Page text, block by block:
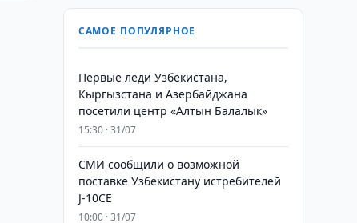
САМОЕ ПОПУЛЯРНОЕ
Первые леди Узбекистана,
Кыргызстана и Азербайджана
посетили центр «Алтын Балалык»
15:30 · 31/07
СМИ сообщили о возможной
поставке Узбекистану истребителей
J-10CE
10:00 · 31/07